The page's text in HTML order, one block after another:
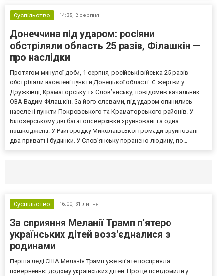
Суспільство 14:35, 2 серпня
Донеччина під ударом: росіяни
обстріляли область 25 разів, Філашкін —
про наслідки
Протягом минулої доби, 1 серпня, російські війська 25 разів
обстріляли населені пункти Донецької області. Є жертви у
Дружківці, Краматорську та Слов’янську, повідомив начальник
ОВА Вадим Філашкін. За його словами, під ударом опинились
населені пункти Покровського та Краматорського районів. У
Білозерському дві багатоповерхівки зруйновані та одна
пошкоджена. У Райгородку Миколаївської громади зруйновані
два приватні будинки. У Слов’янську поранено людину, по...
Суспільство 16:00, 31 липня
За сприяння Меланії Трамп п'ятеро
українських дітей возз'єдналися з
родинами
Перша леді США Меланія Трамп уже впʼяте посприяла
поверненню додому українських дітей. Про це повідомили у